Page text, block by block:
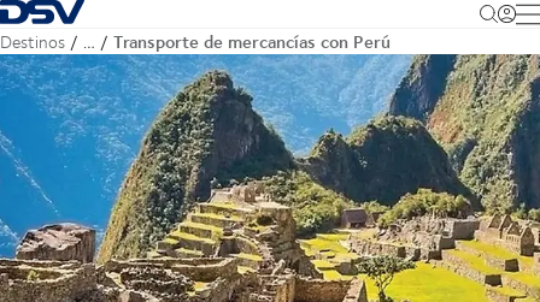
Volver a la página de inicio
Destinos … Transporte de mercancías con Perú